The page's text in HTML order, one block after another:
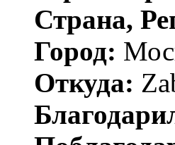
Страна,
Город:
Откуда: